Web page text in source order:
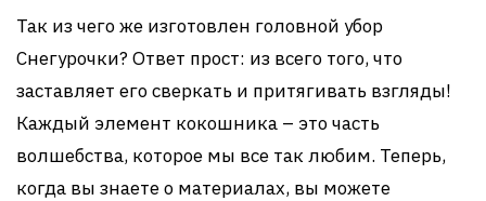
Так из чего же изготовлен головной убор
Снегурочки? Ответ прост: из всего того, что
заставляет его сверкать и притягивать взгляды!
Каждый элемент кокошника – это часть
волшебства, которое мы все так любим. Теперь,
когда вы знаете о материалах, вы можете